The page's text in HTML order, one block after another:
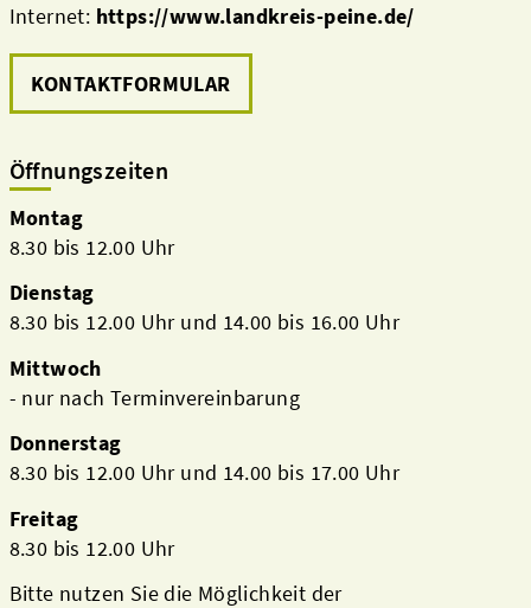
Internet: https://www.landkreis-peine.de/
KONTAKTFORMULAR
Öffnungszeiten
Montag
8.30 bis 12.00 Uhr
Dienstag
8.30 bis 12.00 Uhr und 14.00 bis 16.00 Uhr
Mittwoch
- nur nach Terminvereinbarung
Donnerstag
8.30 bis 12.00 Uhr und 14.00 bis 17.00 Uhr
Freitag
8.30 bis 12.00 Uhr
Bitte nutzen Sie die Möglichkeit der